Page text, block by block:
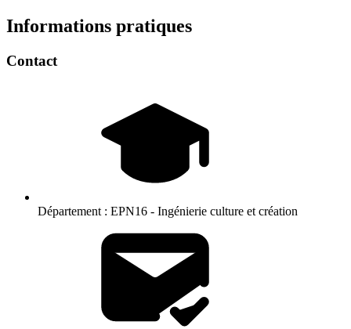
Informations pratiques
Contact
Département : EPN16 - Ingénierie culture et création